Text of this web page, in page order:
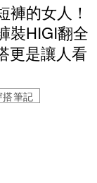
褲的女人！
裝HIGI翻全
更是讓人看
搭筆記